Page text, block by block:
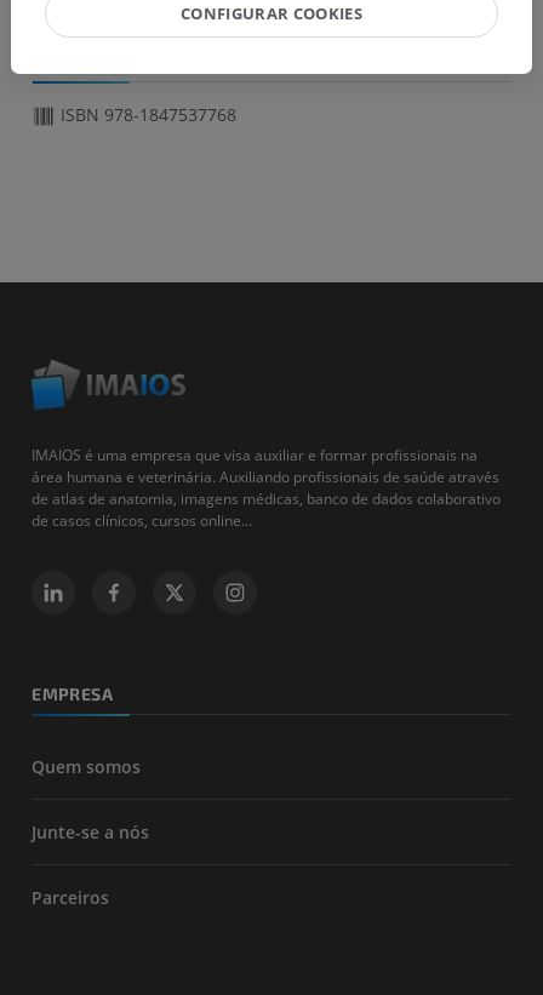
ISBN 978-1847537768
IMAIOS é uma empresa que visa auxiliar e formar profissionais na
área humana e veterinária. Auxiliando profissionais de saúde através
de atlas de anatomia, imagens médicas, banco de dados colaborativo
de casos clínicos, cursos online...
EMPRESA
Quem somos
Junte-se a nós
Parceiros
CONFIGURAR COOKIES